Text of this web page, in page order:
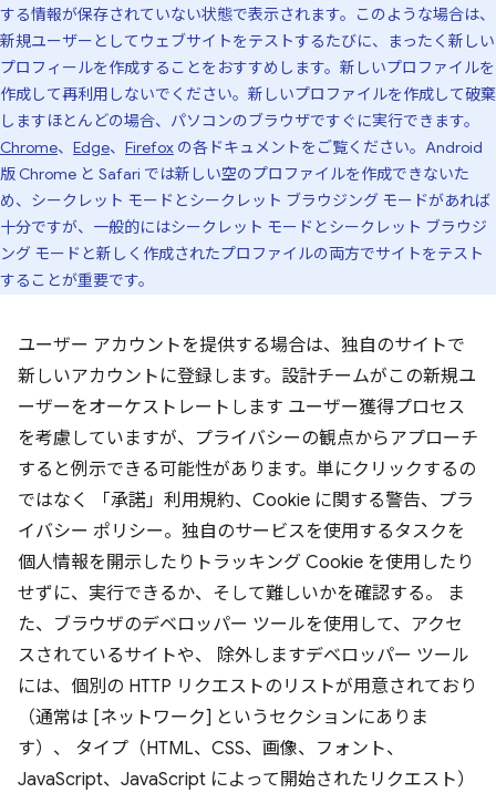
する情報が保存されていない状態で表示されます。このような場合は、
新規ユーザーとしてウェブサイトをテストするたびに、まったく新しい
プロフィールを作成することをおすすめします。新しいプロファイルを
作成して再利用しないでください。新しいプロファイルを作成して破棄
しますほとんどの場合、パソコンのブラウザですぐに実行できます。
Chrome、 Edge、 Firefox の各ドキュメントをご覧ください。Android
版 Chrome と Safari では新しい空のプロファイルを作成できないた
め、シークレット モードとシークレット ブラウジング モードがあれば
十分ですが、一般的にはシークレット モードとシークレット ブラウジ
ング モードと新しく作成されたプロファイルの両方でサイトをテスト
することが重要です。
ユーザー アカウントを提供する場合は、独自のサイトで
新しいアカウントに登録します。設計チームがこの新規ユ
ーザーをオーケストレートします ユーザー獲得プロセス
を考慮していますが、プライバシーの観点からアプローチ
すると例示できる可能性があります。単にクリックするの
ではなく 「承諾」利用規約、Cookie に関する警告、プラ
イバシー ポリシー。独自のサービスを使用するタスクを
個人情報を開示したりトラッキング Cookie を使用したり
せずに、実行できるか、そして難しいかを確認する。 ま
た、ブラウザのデベロッパー ツールを使用して、アクセ
スされているサイトや、 除外しますデベロッパー ツール
には、個別の HTTP リクエストのリストが用意されており
（通常は [ネットワーク] というセクションにありま
す）、 タイプ（HTML、CSS、画像、フォント、
JavaScript、JavaScript によって開始されたリクエスト）